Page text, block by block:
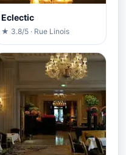
Eclectic
★ 3.8/5 · Rue Linois